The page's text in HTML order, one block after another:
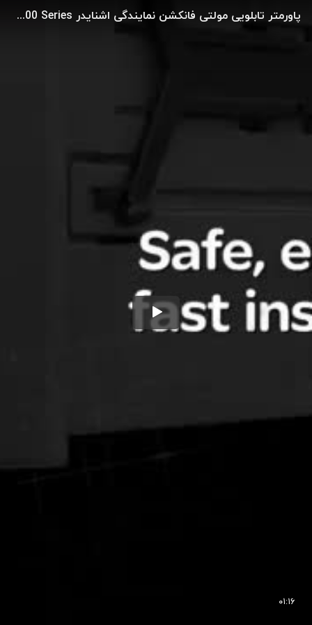
پاورمتر تابلویی مولتی فانکشن نمایندگی اشنایدر Schneider Pm2000 Series
۰۱:۱۶